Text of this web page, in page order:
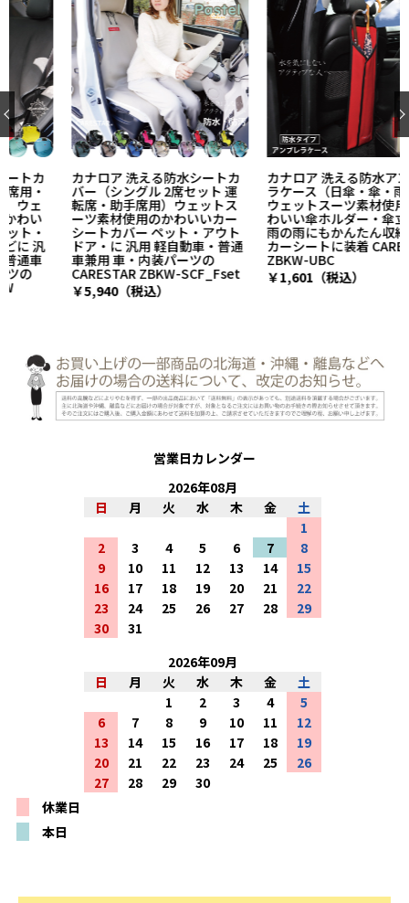
カナロア 洗える防水シートカ
バー（シングル 2席セット 運
転席・助手席用）ウェットス
ーツ素材使用のかわいいカー
シートカバー ペット・アウト
ドア・に 汎用 軽自動車・普通
車兼用 車・内装パーツの
CARESTAR ZBKW-SCF_Fset
￥5,940（税込）
カナロア 洗える防水アンブレ
ラケース（日傘・傘・雨傘）
ウェットスーツ素材使用のか
わいい傘ホルダー・傘立て 梅
雨の雨にもかんたん収納 車・
カーシートに装着 CARESTAR
ZBKW-UBC
￥1,601（税込）
営業日カレンダー
2026年08月
日
月 火 水 木 金
土
1
2
3 4 5 6 7
8
9
10 11 12 13 14
15
16
17 18 19 20 21
22
23
24 25 26 27 28
29
30
31
2026年09月
日
月 火 水 木 金
土
1
2 3 4
5
6
7 8 9 10 11
12
13
14 15 16 17 18
19
20
21 22 23 24 25
26
27
28 29
30
休業日
本日